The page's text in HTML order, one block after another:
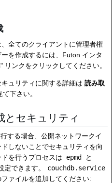
全てのクライアントに管理者権
を作成するには、Futon インタ
ンクをクリックしてください。
ュリティに関する詳細は 読み取
て下さい。
とセキュリティ
する場合、公開ネットワークイ
しないことでセキュリティを向
を行うプロセスは
epmd
と
定できます。
couchdb.service
ァイルを追加してください: